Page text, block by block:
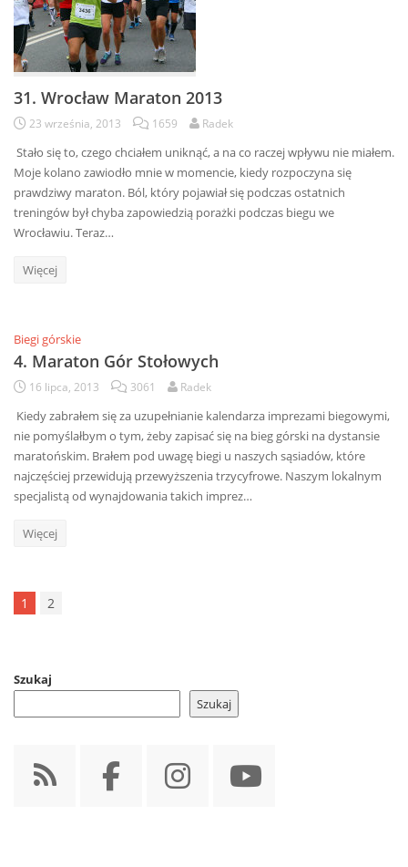
31. Wrocław Maraton 2013
23 września, 2013 1659 Radek
Stało się to, czego chciałem uniknąć, a na co raczej wpływu nie miałem.
Moje kolano zawiodło mnie w momencie, kiedy rozpoczyna się
prawdziwy maraton. Ból, który pojawiał się podczas ostatnich
treningów był chyba zapowiedzią porażki podczas biegu we
Wrocławiu. Teraz…
Więcej
Biegi górskie
4. Maraton Gór Stołowych
16 lipca, 2013 3061 Radek
Kiedy zabrałem się za uzupełnianie kalendarza imprezami biegowymi,
nie pomyślałbym o tym, żeby zapisać się na bieg górski na dystansie
maratońskim. Brałem pod uwagę biegi u naszych sąsiadów, które
najczęściej przewidują przewyższenia trzycyfrowe. Naszym lokalnym
specjalistą od wynajdowania takich imprez…
Więcej
1 2
Szukaj
Szukaj